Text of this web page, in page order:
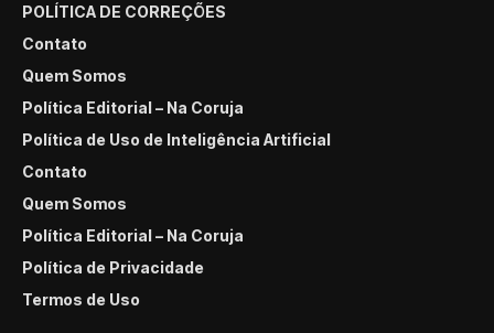
POLÍTICA DE CORREÇÕES
Contato
Quem Somos
Política Editorial – Na Coruja
Política de Uso de Inteligência Artificial
Contato
Quem Somos
Política Editorial – Na Coruja
Política de Privacidade
Termos de Uso